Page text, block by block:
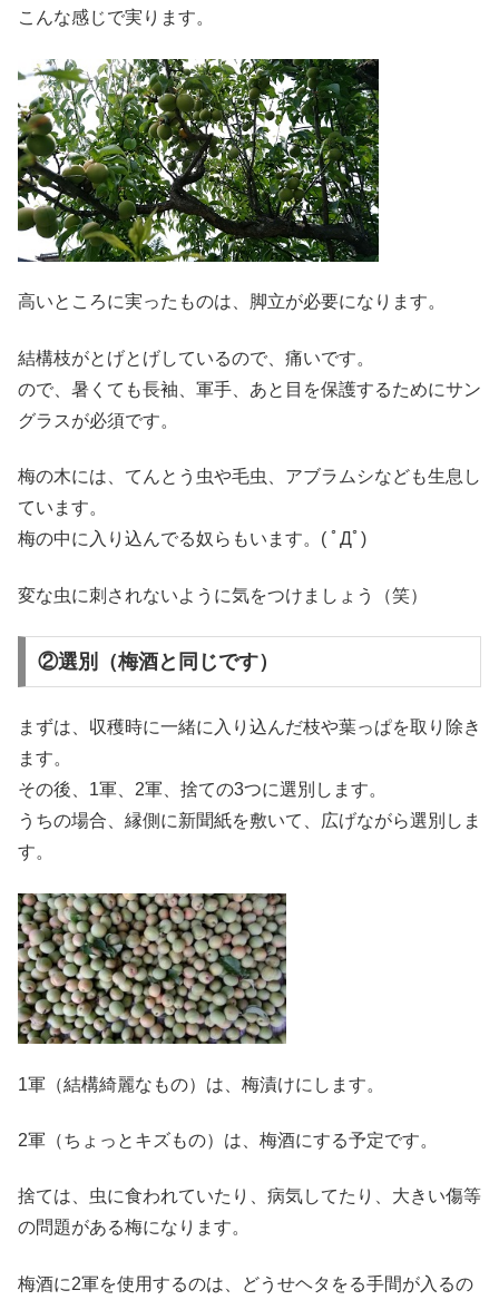
こんな感じで実ります。
高いところに実ったものは、脚立が必要になります。
結構枝がとげとげしているので、痛いです。
ので、暑くても長袖、軍手、あと目を保護するためにサン
グラスが必須です。
梅の木には、てんとう虫や毛虫、アブラムシなども生息し
ています。
梅の中に入り込んでる奴らもいます。( ﾟДﾟ)
変な虫に刺されないように気をつけましょう（笑）
②選別（梅酒と同じです）
まずは、収穫時に一緒に入り込んだ枝や葉っぱを取り除き
ます。
その後、1軍、2軍、捨ての3つに選別します。
うちの場合、縁側に新聞紙を敷いて、広げながら選別しま
す。
1軍（結構綺麗なもの）は、梅漬けにします。
2軍（ちょっとキズもの）は、梅酒にする予定です。
捨ては、虫に食われていたり、病気してたり、大きい傷等
の問題がある梅になります。
梅酒に2軍を使用するのは、どうせヘタをる手間が入るの